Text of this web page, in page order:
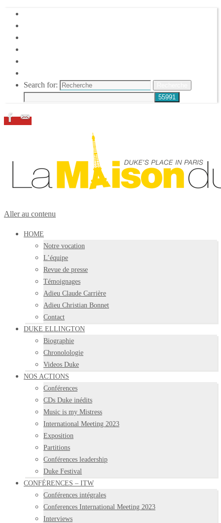
Search for:
Aller au contenu
HOME
Notre vocation
L’équipe
Revue de presse
Témoignages
Adieu Claude Carrière
Adieu Christian Bonnet
Contact
DUKE ELLINGTON
Biographie
Chronolologie
Videos Duke
NOS ACTIONS
Conférences
CDs Duke inédits
Music is my Mistress
International Meeting 2023
Exposition
Partitions
Conférences leadership
Duke Festival
CONFÉRENCES – ITW
Conférences intégrales
Conferences International Meeting 2023
Interviews